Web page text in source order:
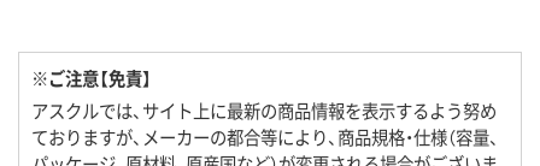
※ご注意【免責】
アスクルでは、サイト上に最新の商品情報を表示するよう努め
ておりますが、メーカーの都合等により、商品規格・仕様（容量、